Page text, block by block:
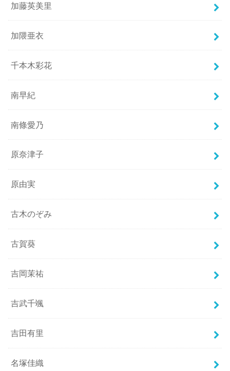
加藤英美里
加隈亜衣
千本木彩花
南早紀
南條愛乃
原奈津子
原由実
古木のぞみ
古賀葵
吉岡茉祐
吉武千颯
吉田有里
名塚佳織